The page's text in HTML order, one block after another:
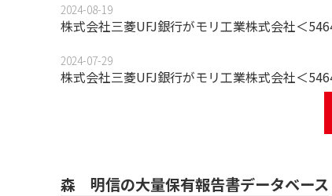
2024-08-19
株式会社三菱UFJ銀行がモリ工業株式会社＜
2024-07-29
株式会社三菱UFJ銀行がモリ工業株式会社＜
森 明信の大量保有報告書データベース